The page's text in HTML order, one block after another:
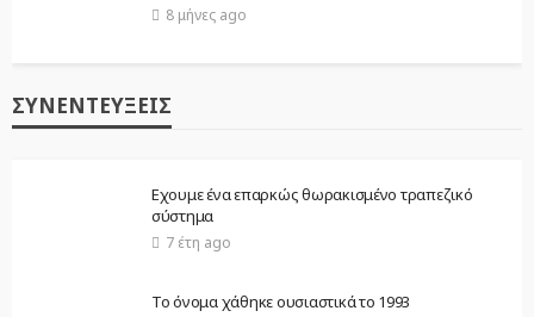
8 μήνες ago
ΣΥΝΕΝΤΕΎΞΕΙΣ
Εχουμε ένα επαρκώς θωρακισμένο τραπεζικό
σύστημα
7 έτη ago
Το όνομα χάθηκε ουσιαστικά το 1993